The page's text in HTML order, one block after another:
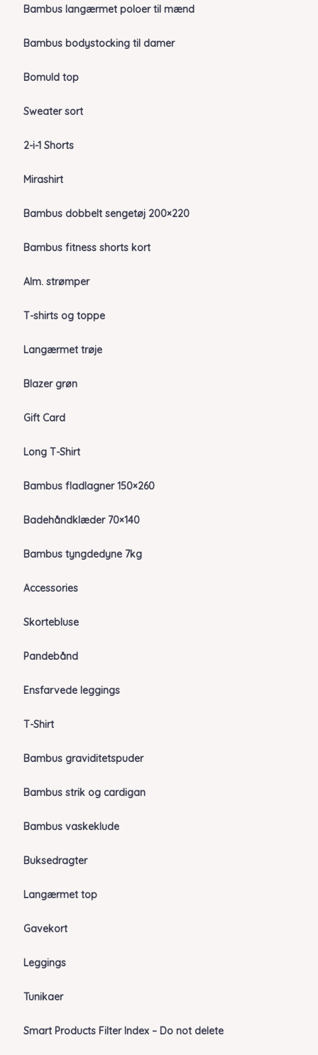
Bambus langærmet poloer til mænd
Bambus bodystocking til damer
Bomuld top
Sweater sort
2-i-1 Shorts
Mirashirt
Bambus dobbelt sengetøj 200×220
Bambus fitness shorts kort
Alm. strømper
T-shirts og toppe
Langærmet trøje
Blazer grøn
Gift Card
Long T-Shirt
Bambus fladlagner 150×260
Badehåndklæder 70×140
Bambus tyngdedyne 7kg
Accessories
Skortebluse
Pandebånd
Ensfarvede leggings
T-Shirt
Bambus graviditetspuder
Bambus strik og cardigan
Bambus vaskeklude
Buksedragter
Langærmet top
Gavekort
Leggings
Tunikaer
Smart Products Filter Index – Do not delete